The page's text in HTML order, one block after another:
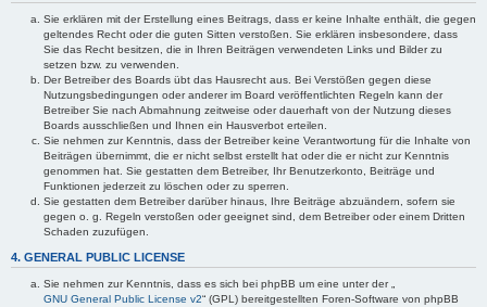
Sie erklären mit der Erstellung eines Beitrags, dass er keine Inhalte enthält, die gegen
geltendes Recht oder die guten Sitten verstoßen. Sie erklären insbesondere, dass
Sie das Recht besitzen, die in Ihren Beiträgen verwendeten Links und Bilder zu
setzen bzw. zu verwenden.
Der Betreiber des Boards übt das Hausrecht aus. Bei Verstößen gegen diese
Nutzungsbedingungen oder anderer im Board veröffentlichten Regeln kann der
Betreiber Sie nach Abmahnung zeitweise oder dauerhaft von der Nutzung dieses
Boards ausschließen und Ihnen ein Hausverbot erteilen.
Sie nehmen zur Kenntnis, dass der Betreiber keine Verantwortung für die Inhalte von
Beiträgen übernimmt, die er nicht selbst erstellt hat oder die er nicht zur Kenntnis
genommen hat. Sie gestatten dem Betreiber, Ihr Benutzerkonto, Beiträge und
Funktionen jederzeit zu löschen oder zu sperren.
Sie gestatten dem Betreiber darüber hinaus, Ihre Beiträge abzuändern, sofern sie
gegen o. g. Regeln verstoßen oder geeignet sind, dem Betreiber oder einem Dritten
Schaden zuzufügen.
4. GENERAL PUBLIC LICENSE
Sie nehmen zur Kenntnis, dass es sich bei phpBB um eine unter der „
GNU General Public License v2“ (GPL) bereitgestellten Foren-Software von phpBB